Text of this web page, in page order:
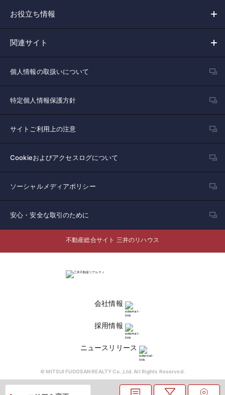
お役立ち情報
関連サイト
個人情報の取扱いについて
特定個人情報保護方針
サイトご利用上の注意
Cookieおよびアクセスログについて
ソーシャルメディアポリシー
安心・安全な取引のために
不動産総合サイト 三井のリハウス
会社情報
採用情報
ニュースリリース
© MITSUI FUDOSAN REALTY Co.,Ltd. All Rights Reserved.